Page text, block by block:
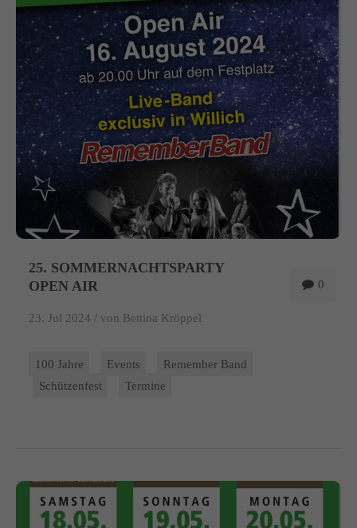
info@yourdomain.com
About us
Lorem ipsum dolor sit amet, consectetuer adipiscing elit.
Aenean commodo ligula eget dolor. Aenean massa. Cum sociis
natoque penatibus et magnis dis parturient montes, nascetur
ridiculus mus. Donec quam felis, ultricies nec.
0
25. SOMMERNACHTSPARTY
OPEN AIR
23. Jul 2024 / von Bettina Kröppel
100 Jahre Events
Remember Band
Schützenfest
Termine